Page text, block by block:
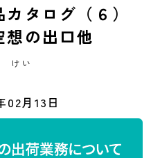
タログ（６）
の出口他
けい
02月13日